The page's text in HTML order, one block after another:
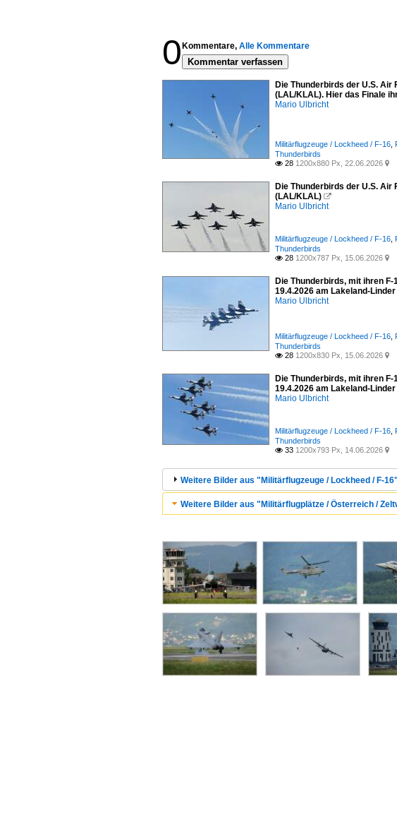
0 Kommentare, Alle Kommentare
Kommentar verfassen
Die Thunderbirds der U.S.
(LAL/KLAL). Hier das Finale
Mario Ulbricht
Militärflugzeuge / Lockheed / F-16
Thunderbirds
 28 1200x880 Px, 22.06.2026 
Die Thunderbirds der U.S.
(LAL/KLAL) 
Mario Ulbricht
Militärflugzeuge / Lockheed / F-16
Thunderbirds
 28 1200x787 Px, 15.06.2026 
Die Thunderbirds, mit ihren
19.4.2026 am Lakeland-
Mario Ulbricht
Militärflugzeuge / Lockheed / F-16
Thunderbirds
 28 1200x830 Px, 15.06.2026 
Die Thunderbirds, mit ihren
19.4.2026 am Lakeland-
Mario Ulbricht
Militärflugzeuge / Lockheed / F-16
Thunderbirds
 33 1200x793 Px, 14.06.2026 
Weitere Bilder aus "Militärflugzeuge / Lockheed / F-16"
Weitere Bilder aus "Militärflugplätze / Österreich /